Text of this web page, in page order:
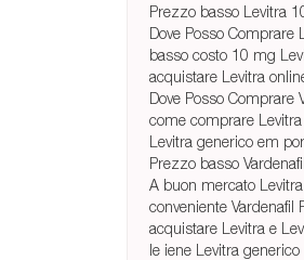
Prezzo basso Levitra
Dove Posso Comprare
basso costo 10 mg
acquistare Levitra
Dove Posso Comprare
come comprare
Levitra generico em
Prezzo basso
A buon mercato
conveniente Vardenafil
acquistare Levitra e
le iene Levitra generico